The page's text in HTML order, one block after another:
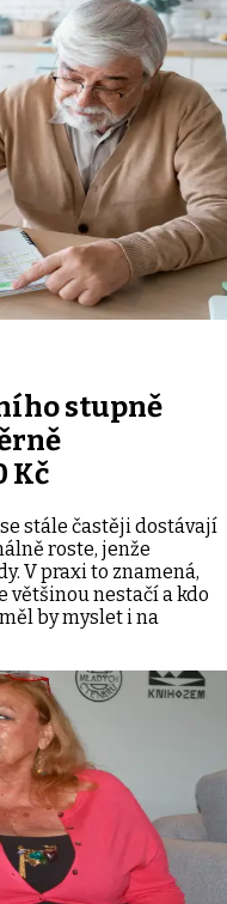
stupně
Kč
stále častěji dostávají
roste, jenže
V praxi to znamená,
většinou nestačí a kdo
by myslet i na